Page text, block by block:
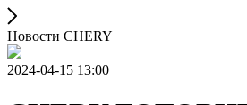
Новости CHERY
2024-04-15 13:00